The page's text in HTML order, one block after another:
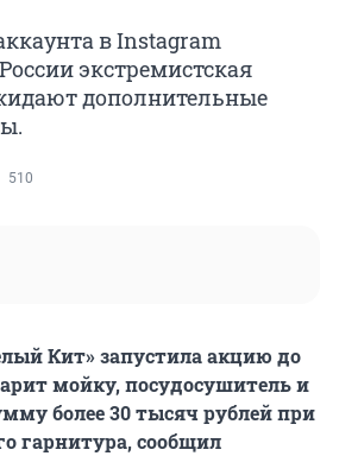
в Instagram
экстремистская
дополнительные
510
Кит» запустила акцию до
мойку, посудосушитель и
более 30 тысяч рублей при
гарнитура, сообщил